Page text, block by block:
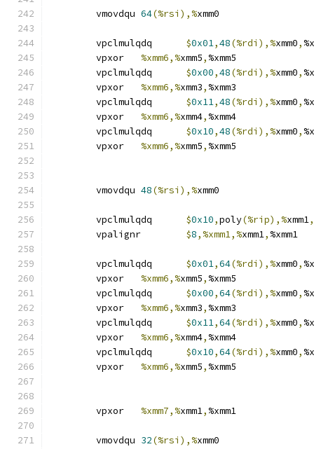
64(%rsi),%xmm0
$0x01,48(%rdi),%xmm0,
%xmm6,%xmm5, %xmm5
$0x00,48(%rdi),%xmm0,
%xmm6,%xmm3, %xmm3
$0x11,48(%rdi),%xmm0,
%xmm6,%xmm4, %xmm4
$0x10,48(%rdi),%xmm0,
%xmm6,%xmm5, %xmm5
48(%rsi),%xmm0
$0x10,poly(%rip),%xmm1,
$8,%xmm1,%xmm1, %xmm1
$0x01,64(%rdi),%xmm0,
%xmm6,%xmm5, %xmm5
$0x00,64(%rdi),%xmm0,
%xmm6,%xmm3, %xmm3
$0x11,64(%rdi),%xmm0,
%xmm6,%xmm4, %xmm4
$0x10,64(%rdi),%xmm0,
%xmm6,%xmm5, %xmm5
%xmm7,%xmm1, %xmm1
32(%rsi),%xmm0